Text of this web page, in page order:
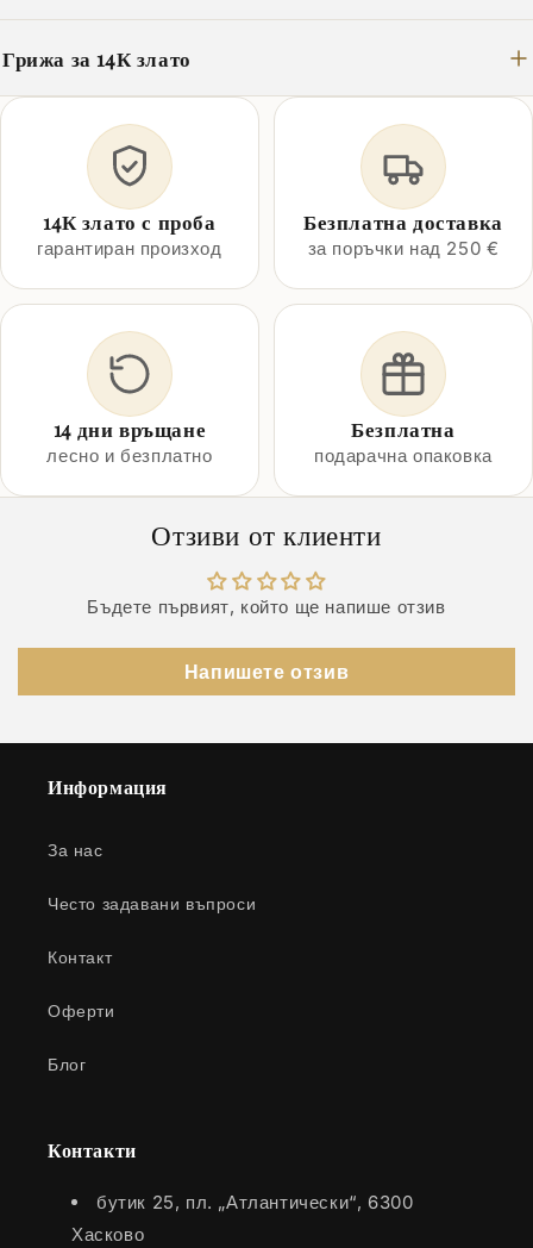
Грижа за 14К злато
14К злато с проба
гарантиран произход
Безплатна доставка
за поръчки над 250 €
14 дни връщане
лесно и безплатно
Безплатна
подарачна опаковка
Отзиви от клиенти
Бъдете първият, който ще напише отзив
Напишете отзив
Информация
За нас
Често задавани въпроси
Контакт
Оферти
Блог
Контакти
бутик 25, пл. „Атлантически“, 6300
Хасково